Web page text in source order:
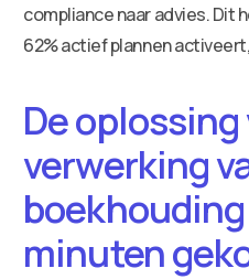
compliance naar advies.
62% actief plannen
De oplossing
verwerking
minuten